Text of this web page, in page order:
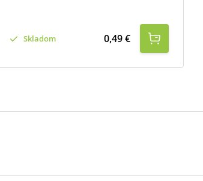
Skladom 0,49 €